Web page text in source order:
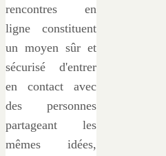
rencontres en
ligne constituent
un moyen sûr et
sécurisé d'entrer
en contact avec
des personnes
partageant les
mêmes idées,